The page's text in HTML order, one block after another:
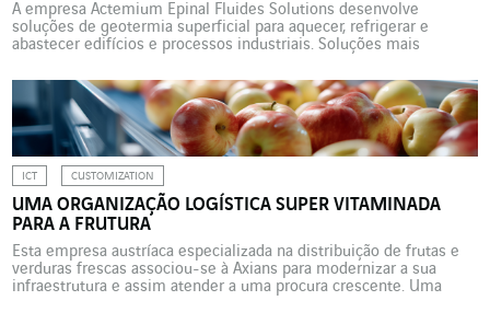
A empresa Actemium Epinal Fluides Solutions desenvolve
soluções de geotermia superficial para aquecer, refrigerar e
abastecer edifícios e processos industriais. Soluções mais
utilizam energias fósseis. Diante dos desafios energéticos e
ambientais, a Actemium Epinal Fluides Solutions, empresa da
VINCI Energies especializada em tubagens e térmica […]
ICT CUSTOMIZATION
UMA ORGANIZAÇÃO LOGÍSTICA SUPER VITAMINADA
PARA A FRUTURA
Esta empresa austríaca especializada na distribuição de frutas e
verduras frescas associou-se à Axians para modernizar a sua
infraestrutura e assim atender a uma procura crescente. Uma